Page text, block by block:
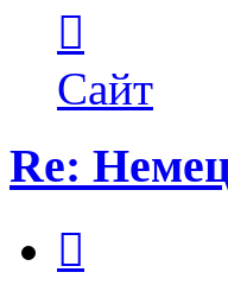
пользователя
Jonwai
Сайт
Re: